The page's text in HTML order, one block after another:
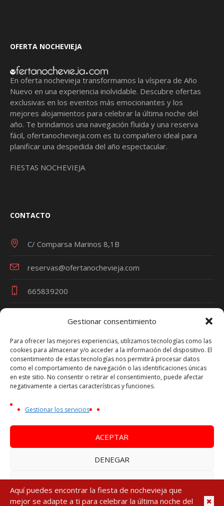
Gestionar consentimiento
Para ofrecer las mejores experiencias, utilizamos tecnologías como las
cookies para almacenar y/o acceder a la información del dispositivo. El
consentimiento de estas tecnologías nos permitirá procesar datos
como el comportamiento de navegación o las identificaciones únicas
en este sitio. No consentir o retirar el consentimiento, puede afectar
negativamente a ciertas características y funciones.
Gestionar los servicios
ACEPTAR
DENEGAR
VER PREFERENCIAS
Política de cookies
Aquí puedes encontrar la fiesta de nochevieja que
mejor se adapte a ti para celebrar la última noche del
OFERTA NOCHEVIEJA
En oferta nochevieja transformamos la víspera de Año
Nuevo en una experiencia inolvidable. Descubre ofertas
exclusivas en los eventos más emocionantes y los
mejores alojamientos para celebrar la última noche del
año. Te brindamos una navegación fluida y una reserva
fácil,ofertanochevieja.com es tu compañero ideal para
planificar una despedida del año espectacular.
FIESTAS NOCHEVIEJA
CONTACTO
C/ Comparsa Marinos 8,1B
reservas@ofertanochevieja.com
665839200
Términos y Condiciones
Política de Privacidad
Política de Cookies
Aviso Legal
PARTY - Nº Licencia Turística CV-m1692A
NIF Persona Física - 44753270P
Política de Privacidad/ Fusionarte Comunicación © 2024. Todos los